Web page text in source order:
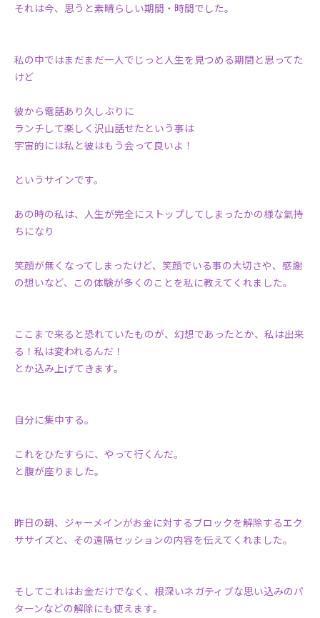
それは今、思うと素晴らしい期間・時間でした。
私の中ではまだまだ一人でじっと人生を見つめる期間と思ってた
けど
彼から電話あり久しぶりに
ランチして楽しく沢山話せたという事は
宇宙的には私と彼はもう会って良いよ！
というサインです。
あの時の私は、人生が完全にストップしてしまったかの様な氣持
ちになり
笑顔が無くなってしまったけど、笑顔でいる事の大切さや、感謝
の想いなど、この体験が多くのことを私に教えてくれました。
ここまで来ると恐れていたものが、幻想であったとか、私は出来
る！私は変われるんだ！
とか込み上げてきます。
自分に集中する。
これをひたすらに、やって行くんだ。
と腹が座りました。
昨日の朝、ジャーメインがお金に対するブロックを解除するエク
ササイズと、その遠隔セッションの内容を伝えてくれました。
そしてこれはお金だけでなく、根深いネガティブな思い込みのパ
ターンなどの解除にも使えます。